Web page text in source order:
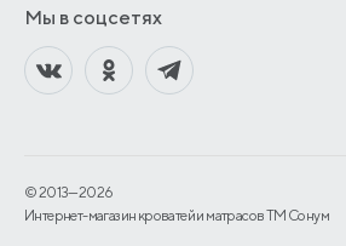
Мы в соцсетях
© 2013—2026
Интернет-магазин кроватей и матрасов TM Сонум